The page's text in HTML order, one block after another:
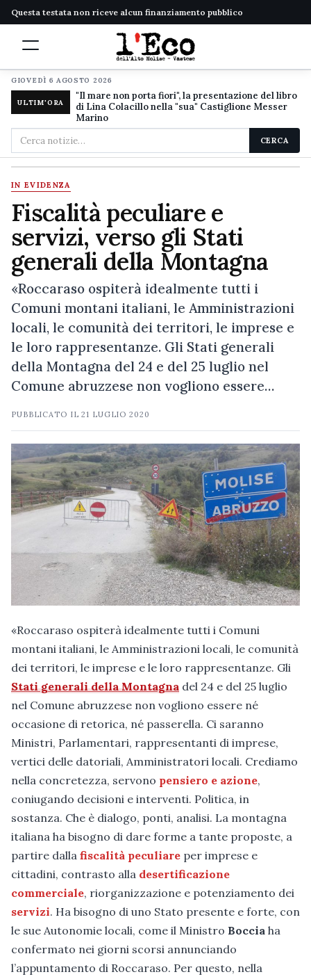
Questa testata non riceve alcun finanziamento pubblico
GIOVEDÌ 6 AGOSTO 2026
ULTIM'ORA
"Il mare non porta fiori", la presentazione del libro
di Lina Colacillo nella "sua" Castiglione Messer
Marino
Cerca
nel
sito
CERCA
IN EVIDENZA
Fiscalità peculiare e
servizi, verso gli Stati
generali della Montagna
«Roccaraso ospiterà idealmente tutti i
Comuni montani italiani, le Amministrazioni
locali, le comunità dei territori, le imprese e
le loro rappresentanze. Gli Stati generali
della Montagna del 24 e del 25 luglio nel
Comune abruzzese non vogliono essere…
PUBBLICATO IL21 LUGLIO 2020
«Roccaraso ospiterà idealmente tutti i Comuni
montani italiani, le Amministrazioni locali, le comunità
dei territori, le imprese e le loro rappresentanze. Gli
Stati generali della Montagna del 24 e del 25 luglio
nel Comune abruzzese non vogliono essere né
occasione di retorica, né passerella. Ci saranno
Ministri, Parlamentari, rappresentanti di imprese,
vertici delle datoriali, Amministratori locali. Crediamo
nella concretezza, servono pensiero e azione,
coniugando decisioni e interventi. Politica, in
sostanza. Che è dialogo, ponti, analisi. La montagna
italiana ha bisogno di dare forme a tante proposte, a
partire dalla fiscalità peculiare per imprese e
cittadini, contrasto alla desertificazione
commerciale, riorganizzazione e potenziamento dei
servizi. Ha bisogno di uno Stato presente e forte, con
le sue Autonomie locali, come il Ministro Boccia ha
confermato nei giorni scorsi annunciando
l’appuntamento di Roccaraso. Per questo, nella